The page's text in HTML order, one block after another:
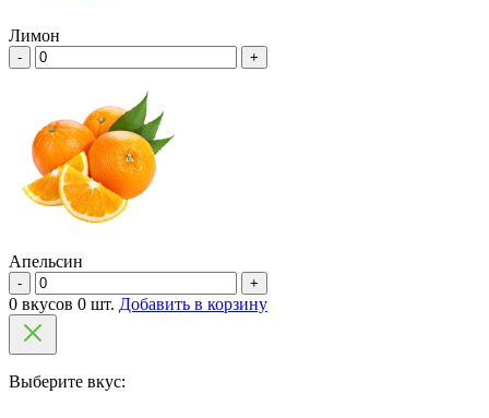
Лимон
- +
Апельсин
- +
0 вкусов 0 шт. Добавить в корзину
Выберите вкус: